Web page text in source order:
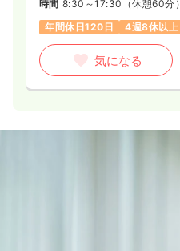
時間 8:30～17:30 （休憩60分）
年間休日120日
4週8休以上
気になる